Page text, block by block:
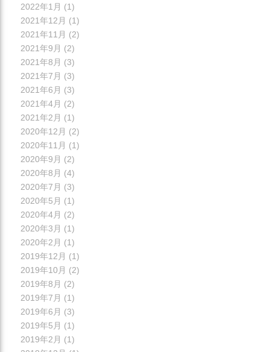
2022年1月 (1)
2021年12月 (1)
2021年11月 (2)
2021年9月 (2)
2021年8月 (3)
2021年7月 (3)
2021年6月 (3)
2021年4月 (2)
2021年2月 (1)
2020年12月 (2)
2020年11月 (1)
2020年9月 (2)
2020年8月 (4)
2020年7月 (3)
2020年5月 (1)
2020年4月 (2)
2020年3月 (1)
2020年2月 (1)
2019年12月 (1)
2019年10月 (2)
2019年8月 (2)
2019年7月 (1)
2019年6月 (3)
2019年5月 (1)
2019年2月 (1)